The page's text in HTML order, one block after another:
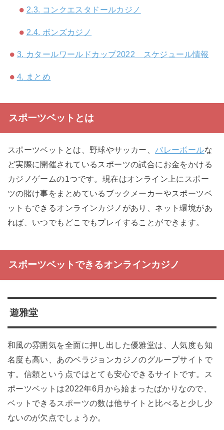
2.3. コンクエスタドールカジノ
2.4. ボンズカジノ
3. カタールワールドカップ2022 スケジュール情報
4. まとめ
スポーツベットとは
スポーツベットとは、野球やサッカー、バレーボールな
ど実際に開催されているスポーツの試合にお金をかける
カジノゲームの1つです。現在はオンライン上にスポー
ツの賭け事をまとめているブックメーカーやスポーツベ
ットもできるオンラインカジノがあり、ネット環境があ
れば、いつでもどこでもプレイすることができます。
スポーツベットできるオンラインカジノ
遊雅堂
和風の雰囲気を全面に押し出した優雅堂は、人気度も知
名度も高い、あのベラジョンカジノのグループサイトで
す。信頼という点ではとても安心できるサイトです。ス
ポーツベットは2022年6月から始まったばかりなので、
ベットできるスポーツの数は他サイトと比べると少し少
ないのが欠点でしょうか。